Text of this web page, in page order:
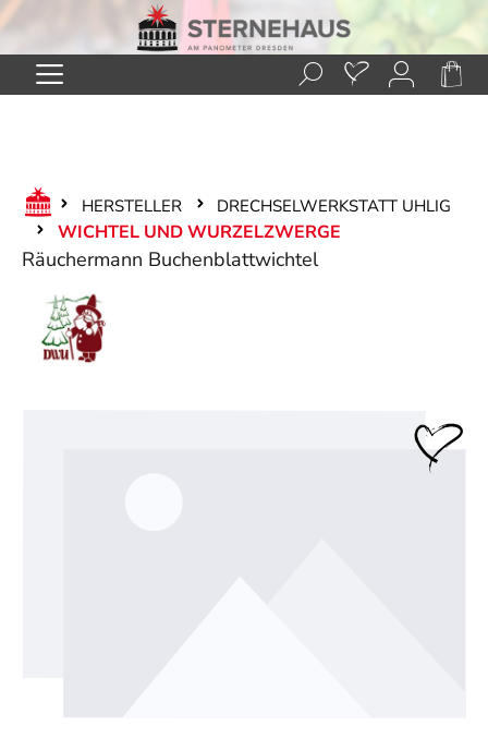
Zum Hauptinhalt springen
HERSTELLER DRECHSELWERKSTATT UHLIG
WICHTEL UND WURZELZWERGE
Räuchermann Buchenblattwichtel